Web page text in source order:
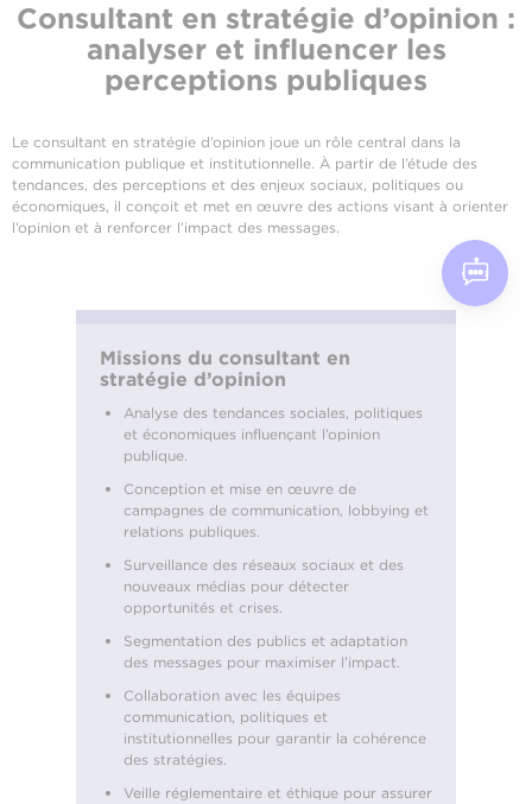
Consultant en stratégie d’opinion :
analyser et influencer les
perceptions publiques
Le consultant en stratégie d’opinion joue un rôle central dans la
communication publique et institutionnelle. À partir de l’étude des
tendances, des perceptions et des enjeux sociaux, politiques ou
économiques, il conçoit et met en œuvre des actions visant à orienter
l’opinion et à renforcer l’impact des messages.
Missions du consultant en
stratégie d’opinion
Analyse des tendances sociales, politiques
et économiques influençant l’opinion
publique.
Conception et mise en œuvre de
campagnes de communication, lobbying et
relations publiques.
Surveillance des réseaux sociaux et des
nouveaux médias pour détecter
opportunités et crises.
Segmentation des publics et adaptation
des messages pour maximiser l’impact.
Collaboration avec les équipes
communication, politiques et
institutionnelles pour garantir la cohérence
des stratégies.
Veille réglementaire et éthique pour assurer